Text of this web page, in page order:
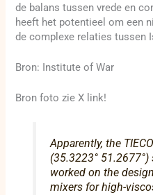
de balans tussen vrede en
heeft het potentieel om een
de complexe relaties tussen
Bron: Institute of War
Bron foto zie X link!
Apparently, the
(35.3223°
worked on the
mixers for high-